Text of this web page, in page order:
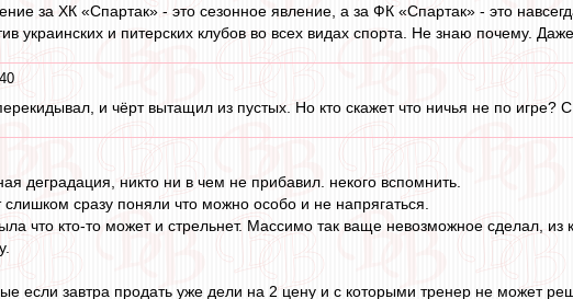
за ХК «Спартак» - это сезонное явление, а за ФК «Спартак» - это
украинских и питерских клубов во всех видах спорта. Не знаю почему.
и чёрт вытащил из пустых. Но кто скажет что ничья не по игре?
деградация, никто ни в чем не прибавил. некого вспомнить.
сразу поняли что можно особо и не напрягаться.
что кто-то может и стрельнет. Массимо так ваще невозможное сделал, из
если завтра продать уже дели на 2 цену и с которыми тренер не может